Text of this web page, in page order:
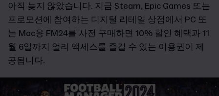
아직 늦지 않았습니다. 지금 Steam, Epic Games 또는
프로모션에 참여하는 디지털 리테일 상점에서 PC 또
는 Mac용 FM24를 사전 구매하면 10% 할인 혜택과 11
월 6일까지 얼리 액세스를 즐길 수 있는 이용권이 제
공됩니다.